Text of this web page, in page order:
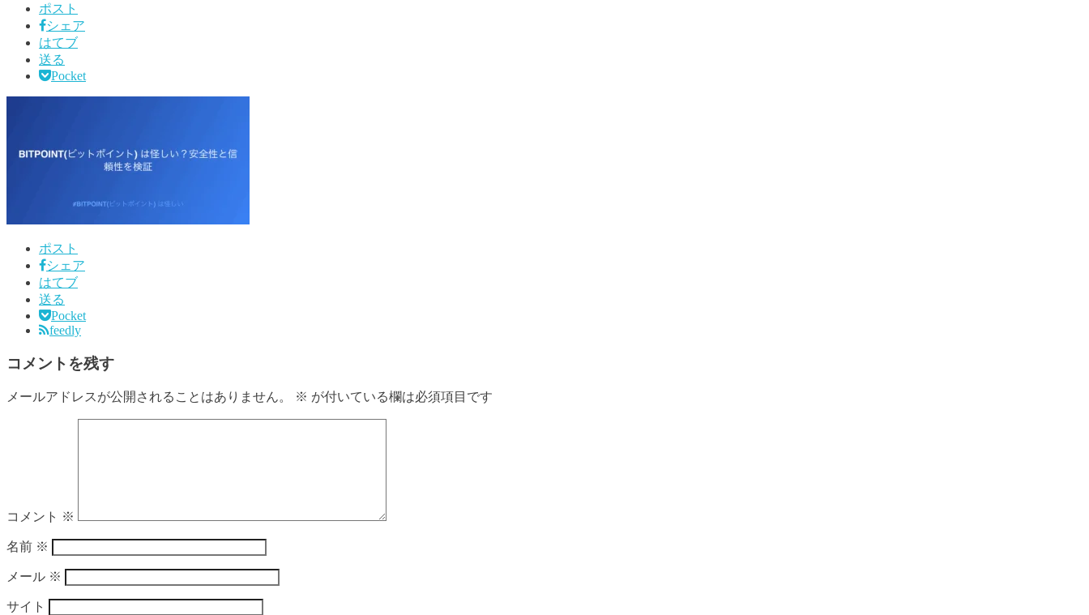
ポスト
シェア
はてブ
送る
Pocket
ポスト
シェア
はてブ
送る
Pocket
feedly
コメントを残す
メールアドレスが公開されることはありません。 ※ が付いている欄は必須項目です
コメント ※
名前 ※
メール ※
サイト